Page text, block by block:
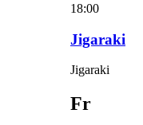
18:00
Jigaraki
Jigaraki
Fr